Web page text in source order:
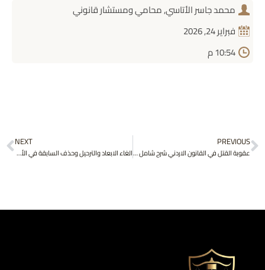
محمد جاسر الأتاسي, محامي ومستشار قانوني
فبراير 24, 2026
10:54 م
Prev
PREVIOUS
عقوبة القتل في القانون الاردني شرح شامل وفق أحدث التعديلات
NEXT
الغاء الابعاد والترحيل وحذف السابقة في الأردن 2026